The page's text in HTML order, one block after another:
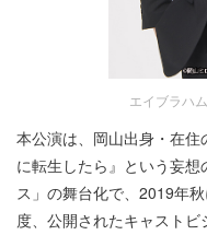
エイブラハ
本公演は、岡山出身・在
に転生したら』という妄
ス」の舞台化で、2019年
度、公開されたキャスト